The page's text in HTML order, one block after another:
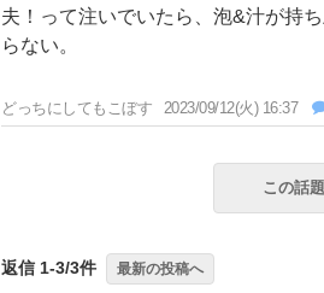
夫！って注いでいたら、泡&汁が持
らない。
どっちにしてもこぼす 2023/09/12(火) 16:37
この話
返信 1-3/3件 最新の投稿へ